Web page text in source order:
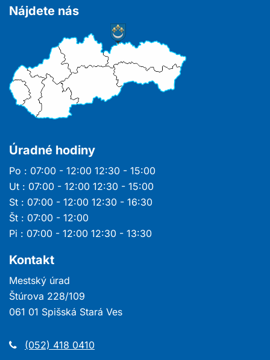
Nájdete nás
Úradné hodiny
Po : 07:00 - 12:00 12:30 - 15:00
Ut : 07:00 - 12:00 12:30 - 15:00
St : 07:00 - 12:00 12:30 - 16:30
Št : 07:00 - 12:00
Pi : 07:00 - 12:00 12:30 - 13:30
Kontakt
Mestský úrad
Štúrova 228/109
061 01 Spišská Stará Ves
(052) 418 0410